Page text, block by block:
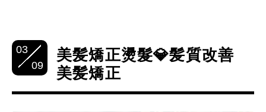
03
09
美髪矯正燙髮💎髪質改善
美髪矯正